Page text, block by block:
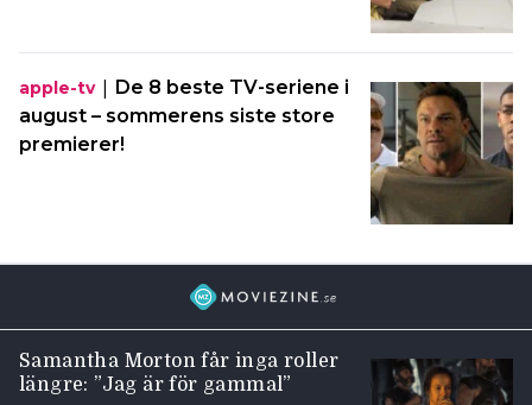
apple-tv| De 8 beste TV-seriene i
august – sommerens siste store
premierer!
Samantha Morton får inga roller
längre: ”Jag är för gammal”